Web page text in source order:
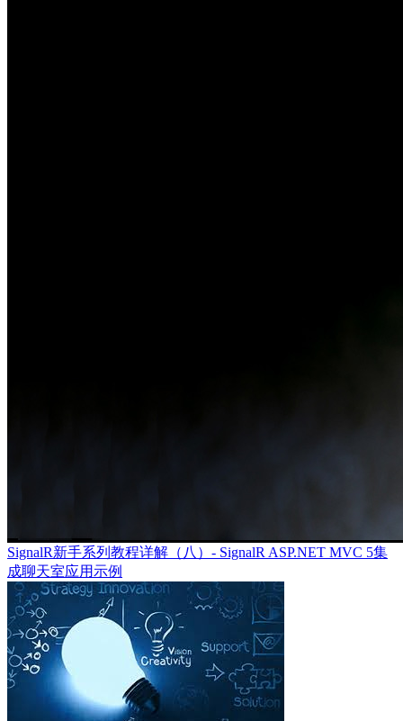
SignalR新手系列教程详解（八）- SignalR ASP.NET MVC 5集
成聊天室应用示例